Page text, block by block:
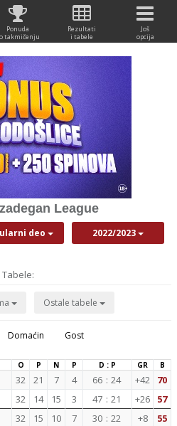
Ponuda
takmičenju
Rezultati
i tabele
Još
opcija
League
deo 2022/2023
Tabele:
Ostale tabele
Domaćin Gost
O P N P D : P GR B
32 21 7 4 66 : 24 +42 70
32 14 15 3 47 : 21 +26 57
32 15 10 7 30 : 22 +8 55